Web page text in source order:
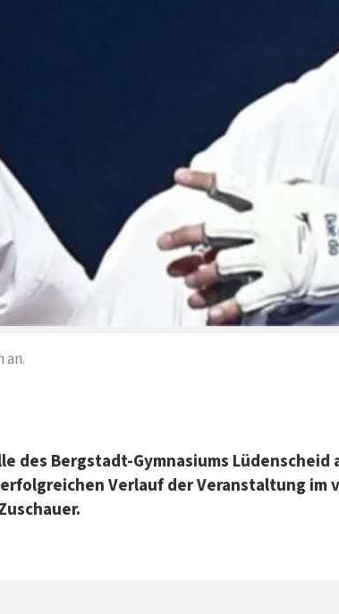
des Bergstadt-Gymnasiums
Verlauf der Veranstaltung